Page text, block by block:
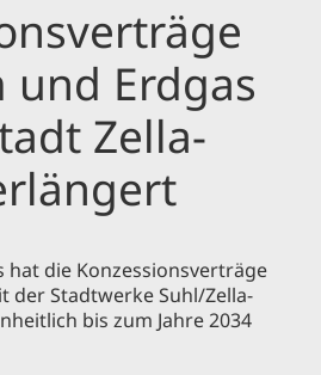
Erdgas
Zella-
hat die Konzessionsverträge
der Stadtwerke Suhl/Zella-
bis zum Jahre 2034